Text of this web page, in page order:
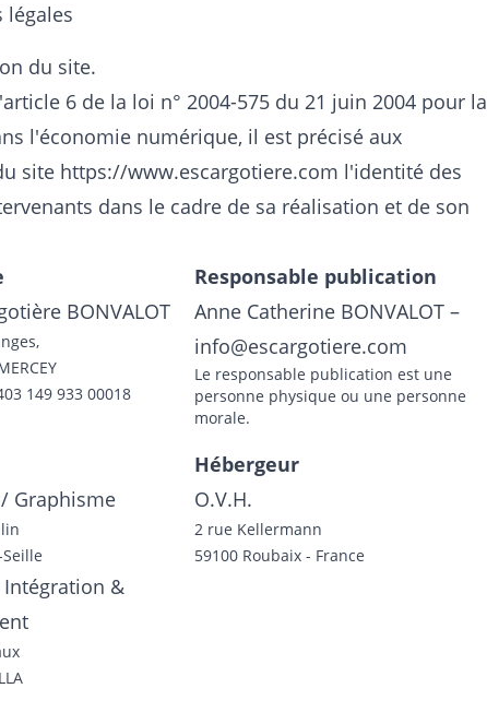
légales
du site.
6 de la loi n° 2004-575 du 21 juin 2004 pour la
l'économie numérique, il est précisé aux
site https://www.escargotiere.com l'identité des
dans le cadre de sa réalisation et de son
BONVALOT
149 933 00018
Responsable publication
Anne Catherine BONVALOT –
info@escargotiere.com
Le responsable publication est une
personne physique ou une personne
morale.
/ Graphisme
&
Hébergeur
O.V.H.
2 rue Kellermann
59100 Roubaix - France